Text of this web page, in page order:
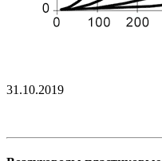
31.10.2019